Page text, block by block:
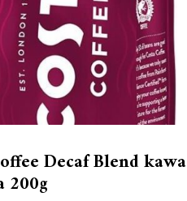
Decaf Blend kawa
200g